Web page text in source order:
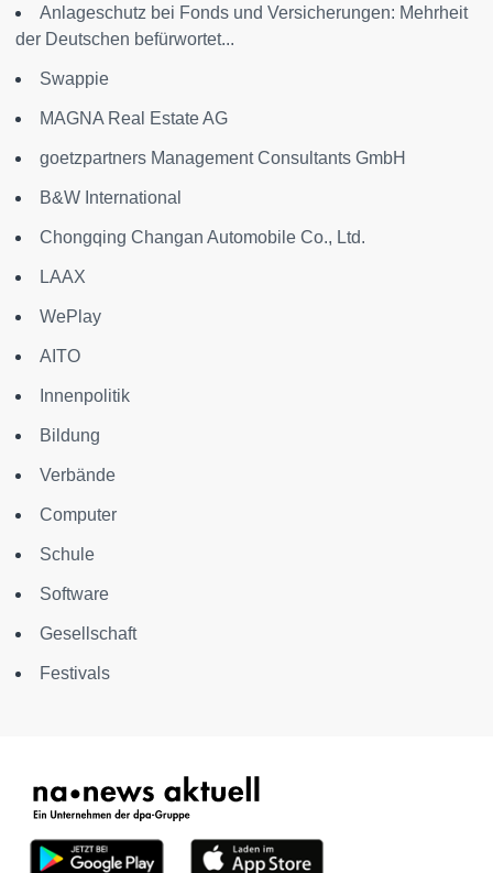
Anlageschutz bei Fonds und Versicherungen: Mehrheit
der Deutschen befürwortet...
Swappie
MAGNA Real Estate AG
goetzpartners Management Consultants GmbH
B&W International
Chongqing Changan Automobile Co., Ltd.
LAAX
WePlay
AITO
Innenpolitik
Bildung
Verbände
Computer
Schule
Software
Gesellschaft
Festivals